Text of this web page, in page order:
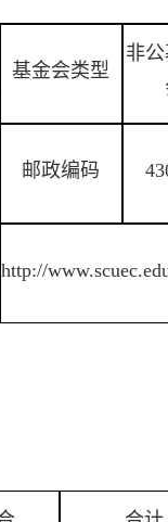
基金会类型
非
邮政编码
http://